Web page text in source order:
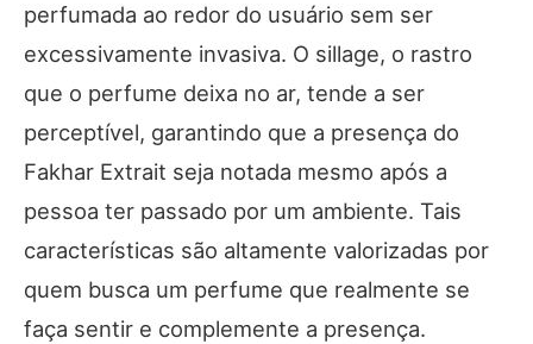
perfumada ao redor do usuário sem ser
excessivamente invasiva. O sillage, o rastro
que o perfume deixa no ar, tende a ser
perceptível, garantindo que a presença do
Fakhar Extrait seja notada mesmo após a
pessoa ter passado por um ambiente. Tais
características são altamente valorizadas por
quem busca um perfume que realmente se
faça sentir e complemente a presença.